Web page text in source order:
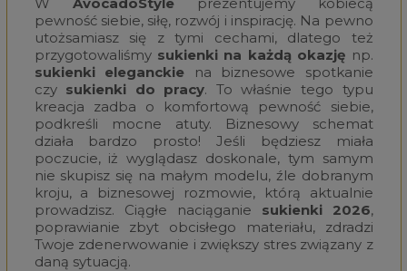
pewność siebie, siłę, rozwój i inspirację. Na pewno
utożsamiasz się z tymi cechami, dlatego też
przygotowaliśmy sukienkina każdą okazję np.
sukienki eleganckie na biznesowe spotkanie
czy sukienki do pracy. To właśnie tego typu
kreacja zadba o komfortową pewność siebie,
podkreśli mocne atuty. Biznesowy schemat
działa bardzo prosto! Jeśli będziesz miała
poczucie, iż wyglądasz doskonale, tym samym
nie skupisz się na małym modelu, źle dobranym
kroju, a biznesowej rozmowie, którą aktualnie
prowadzisz. Ciągłe naciąganie sukienki 2026,
poprawianie zbyt obcisłego materiału, zdradzi
Twoje zdenerwowanie i zwiększy stres związany z
daną sytuacją.